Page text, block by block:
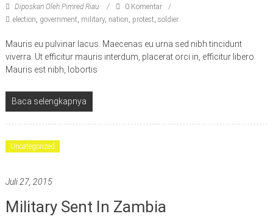
Diposkan Oleh:Pimred Riau
0 Komentar
election government military, nation protest soldier
Mauris eu pulvinar lacus. Maecenas eu urna sed nibh tincidunt
viverra. Ut efficitur mauris interdum, placerat orci in, efficitur libero.
Mauris est nibh, lobortis
Baca selengkapnya
Uncategorized
Juli 27, 2015
Military Sent In Zambia